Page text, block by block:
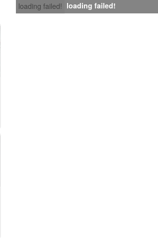
loading failed! loading failed!